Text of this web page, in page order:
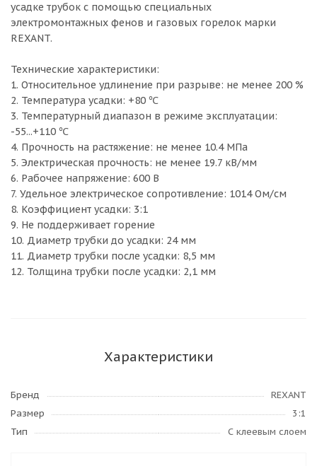
усадке трубок с помощью специальных
электромонтажных фенов и газовых горелок марки
REXANT.
Технические характеристики:
1. Относительное удлинение при разрыве: не менее 200 %
2. Температура усадки: +80 ℃
3. Температурный диапазон в режиме эксплуатации:
-55...+110 ℃
4. Прочность на растяжение: не менее 10.4 МПа
5. Электрическая прочность: не менее 19.7 кВ/мм
6. Рабочее напряжение: 600 В
7. Удельное электрическое сопротивление: 1014 Ом/см
8. Коэффициент усадки: 3:1
9. Не поддерживает горение
10. Диаметр трубки до усадки: 24 мм
11. Диаметр трубки после усадки: 8,5 мм
12. Толщина трубки после усадки: 2,1 мм
Характеристики
Бренд
REXANT
Размер
3:1
Тип
С клеевым слоем